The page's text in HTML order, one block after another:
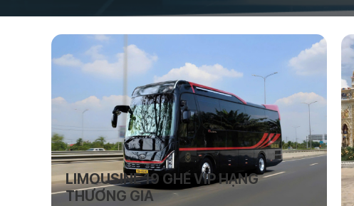
LIMOUSINE 19 GHẾ VIP HẠNG
THƯƠNG GIA